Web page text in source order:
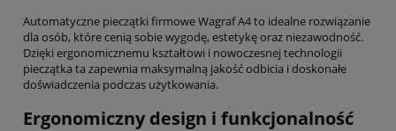
Automatyczne pieczątki firmowe Wagraf A4 to idealne rozwiązanie
dla osób, które cenią sobie wygodę, estetykę oraz niezawodność.
Dzięki ergonomicznemu kształtowi i nowoczesnej technologii
pieczątka ta zapewnia maksymalną jakość odbicia i doskonałe
doświadczenia podczas użytkowania.
Ergonomiczny design i funkcjonalność